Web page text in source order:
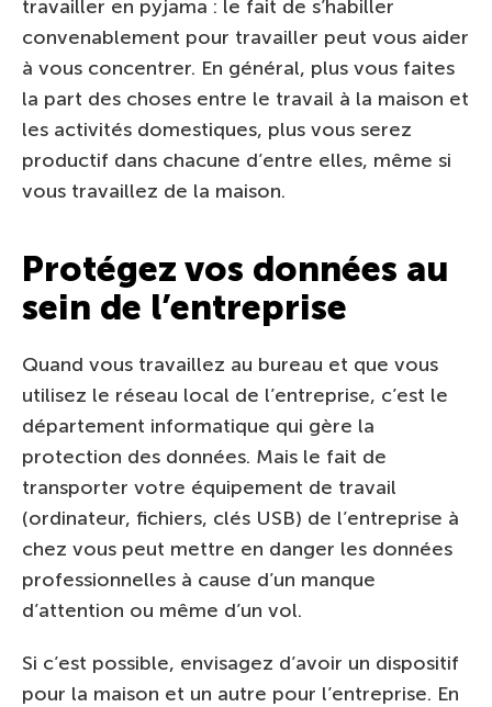
travailler en pyjama : le fait de s’habiller
convenablement pour travailler peut vous aider
à vous concentrer. En général, plus vous faites
la part des choses entre le travail à la maison et
les activités domestiques, plus vous serez
productif dans chacune d’entre elles, même si
vous travaillez de la maison.
Protégez vos données au
sein de l’entreprise
Quand vous travaillez au bureau et que vous
utilisez le réseau local de l’entreprise, c’est le
département informatique qui gère la
protection des données. Mais le fait de
transporter votre équipement de travail
(ordinateur, fichiers, clés USB) de l’entreprise à
chez vous peut mettre en danger les données
professionnelles à cause d’un manque
d’attention ou même d’un vol.
Si c’est possible, envisagez d’avoir un dispositif
pour la maison et un autre pour l’entreprise. En